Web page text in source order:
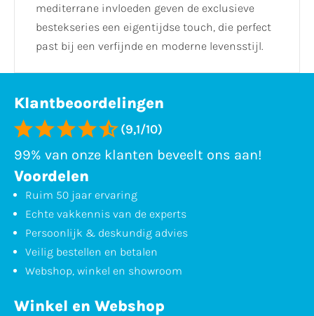
mediterrane invloeden geven de exclusieve
bestekseries een eigentijdse touch, die perfect
past bij een verfijnde en moderne levensstijl.
Klantbeoordelingen
(9,1/10)
99% van onze klanten beveelt ons aan!
Voordelen
Ruim 50 jaar ervaring
Echte vakkennis van de experts
Persoonlijk & deskundig advies
Veilig bestellen en betalen
Webshop, winkel en showroom
Winkel en Webshop